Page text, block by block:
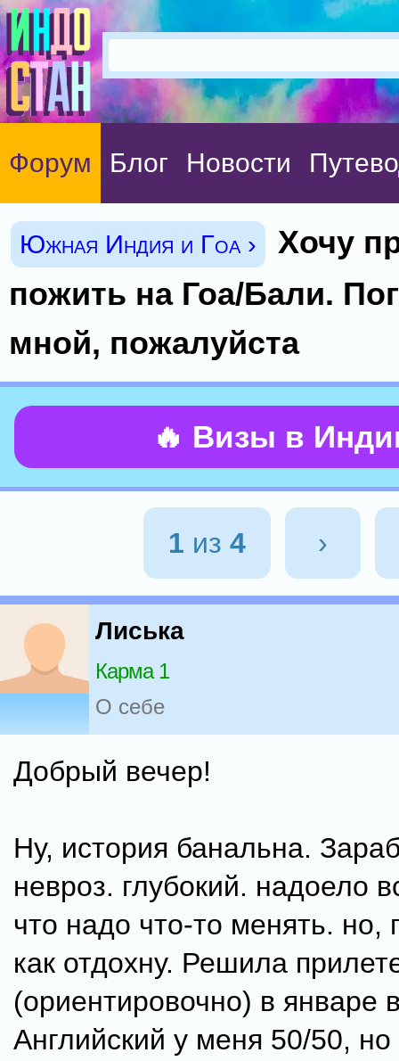
Форум Блог Новости
Южная Индия и Гоа ›
Хочу
пожить на Гоа/Бали.
мной, пожалуйста
🔥 Визы в
1 из 4 ›
Лиська
Карма 1
О себе
Добрый вечер!
Ну, история банальна.
невроз. глубокий. надоело
что надо что-то менять. но,
как отдохну. Решила
(ориентировочно) в январе
Английский у меня 50/50, но